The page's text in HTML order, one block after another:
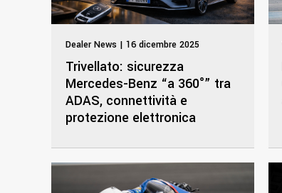
Dealer News | 16 dicembre 2025
Trivellato: sicurezza
Mercedes-Benz “a 360°” tra
ADAS, connettività e
protezione elettronica